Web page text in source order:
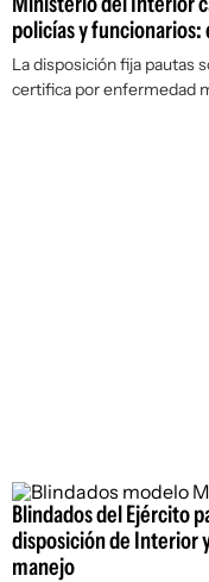
policías y
La disposición fija pautas
certifica por enfermedad
Blindados del Ejército
disposición de Interior
manejo